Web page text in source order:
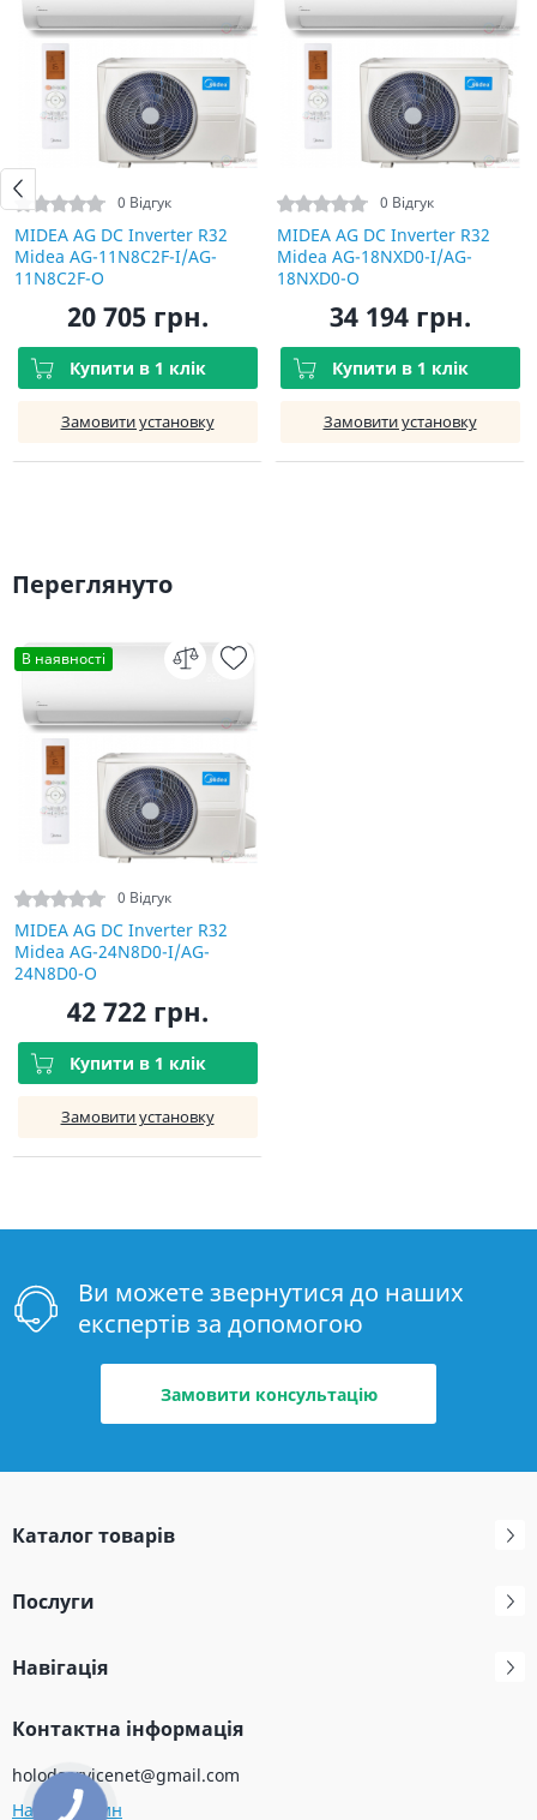
0 Відгук
MIDEA AG DC Inverter R32
Midea AG-11N8C2F-I/AG-
11N8C2F-O
20 705 грн.
Купити в 1 клік
Замовити установку
0 Відгук
MIDEA AG DC Inverter R32
Midea AG-18NXD0-I/AG-
18NXD0-O
34 194 грн.
Купити в 1 клік
Замовити установку
Переглянуто
В наявності
0 Відгук
MIDEA AG DC Inverter R32
Midea AG-24N8D0-I/AG-
24N8D0-O
42 722 грн.
Купити в 1 клік
Замовити установку
Ви можете звернутися до наших
експертів за допомогою
Замовити консультацію
Каталог товарів
Послуги
Навігація
Контактна інформація
holodservicenet@gmail.com
Наш магазин